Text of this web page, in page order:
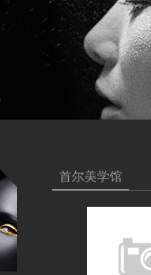
首尔美学馆